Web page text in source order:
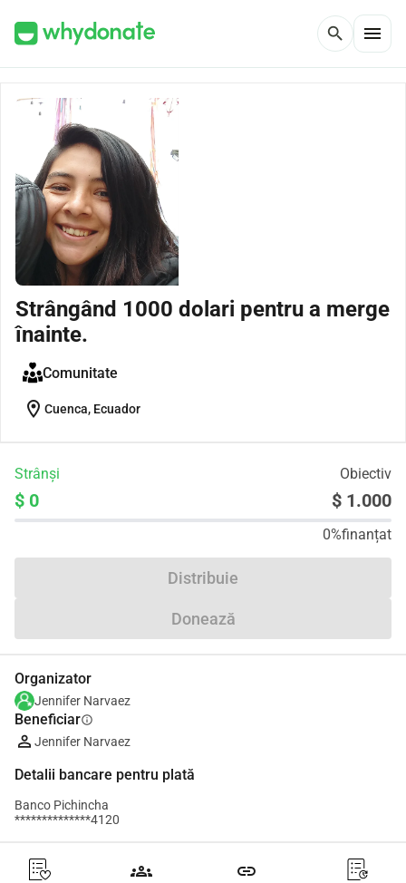
search menu
Strângând 1000 dolari pentru a merge
înainte.
Comunitate
location_on Cuenca, Ecuador
Strânși Obiectiv
$ 0 $ 1.000
0%finanțat
Distribuie
Donează
Organizator
Jennifer Narvaez
Beneficiarinfo
Jennifer Narvaez
Detalii bancare pentru plată
Banco Pichincha
**************4120
groups link